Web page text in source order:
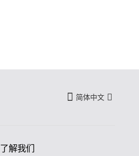
简体中文
了解我们